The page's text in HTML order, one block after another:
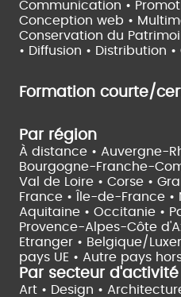
Communication •
Conception web •
Conservation du
• Diffusion • Distribution
Formation courte/
Par région
À distance • Auvergne-
Bourgogne-Franche-
Val de Loire • Corse •
France •
Île-de-France •
Aquitaine • Occitanie •
Provence-Alpes-Côte
Etranger • Belgique/
pays UE • Autre pays hors
Par secteur d'activité
Art • Design •